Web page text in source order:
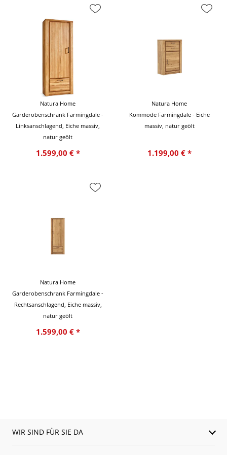
Natura Home
Garderobenschrank Farmingdale -
Linksanschlagend, Eiche massiv,
natur geölt
1.599,00 € *
Natura Home
Kommode Farmingdale - Eiche
massiv, natur geölt
1.199,00 € *
Natura Home
Garderobenschrank Farmingdale -
Rechtsanschlagend, Eiche massiv,
natur geölt
1.599,00 € *
WIR SIND FÜR SIE DA